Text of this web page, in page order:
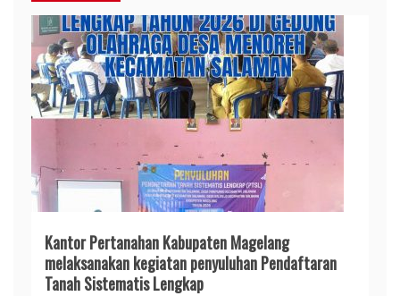
Kantor Pertanahan Kabupaten Magelang
melaksanakan kegiatan penyuluhan Pendaftaran
Tanah Sistematis Lengkap